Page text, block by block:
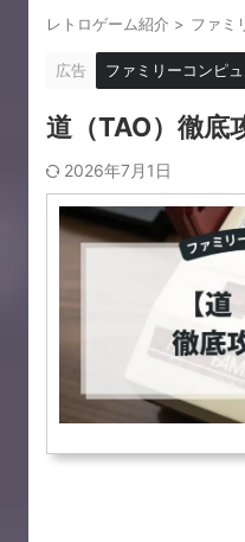
レトロゲーム紹介 > ファミ
広告 ファミリーコンピ
道（TAO）徹底
2026年7月1日